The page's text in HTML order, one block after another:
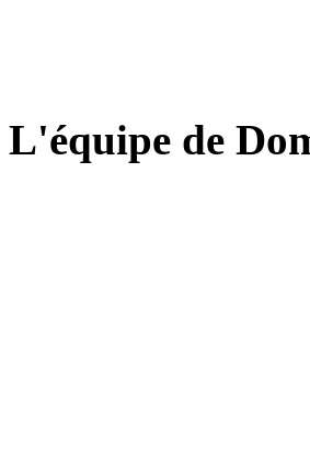
L'équipe de